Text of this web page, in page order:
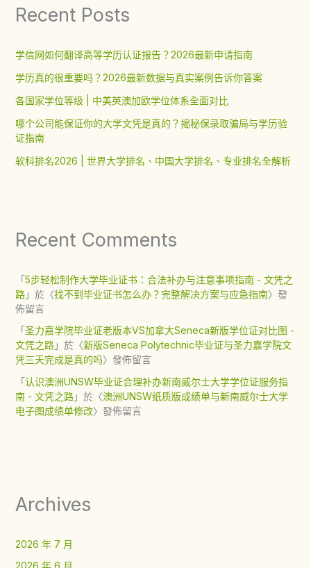
Recent Posts
学信网如何翻译高等学历认证报告？2026最新申请指南
学历真的很重要吗？2026最新数据与真实案例告诉你答案
各国家学位等级 | 中美英澳加欧学位体系全面对比
哪个公司能保证你的大学文凭是真的？揭秘保录取骗局与学历验
证指南
软科排名2026 | 世界大学排名、中国大学排名、专业排名全解析
Recent Comments
「5步轻松制作大学毕业证书：合法补办与注意事项指南 - 文凭之
路」於〈找不到毕业证书怎么办？完整解决方案与应急指南〉發
佈留言
「圣力嘉学院毕业证老版本VS加拿大Seneca新版学位证对比图 -
文凭之路」於〈新版Seneca Polytechnic毕业证与圣力嘉学院文
凭三天完成是真的吗〉發佈留言
「认识澳洲UNSW毕业证合理补办新南威尔士大学学位证服务指
南 - 文凭之路」於〈澳洲UNSW纸质版成绩单与新南威尔士大学
电子图成绩单修改〉發佈留言
Archives
2026 年 7 月